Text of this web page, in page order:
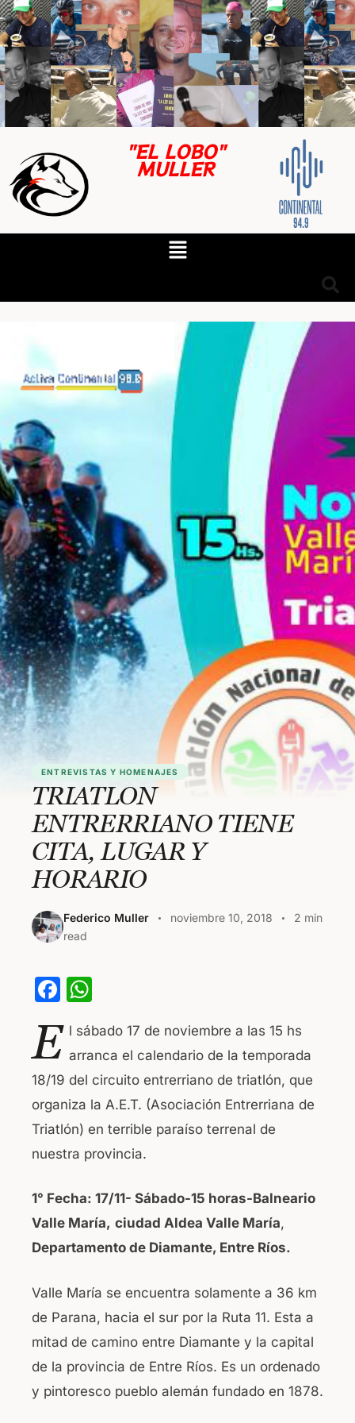
"EL LOBO"
MULLER
ENTREVISTAS Y HOMENAJES
TRIATLON
ENTRERRIANO TIENE
CITA, LUGAR Y
HORARIO
Federico Muller noviembre 10, 2018
2 min
read
F
c
e
b
o
o
k
at
s
A
p
p
E l sábado 17 de noviembre a las 15 hs
arranca el calendario de la temporada
18/19 del circuito entrerriano de triatlón, que
organiza la A.E.T. (Asociación Entrerriana de
Triatlón) en terrible paraíso terrenal de
nuestra provincia.
1° Fecha: 17/11- Sábado-15 horas-Balneario
Valle María, ciudad Aldea Valle María,
Departamento de Diamante, Entre Ríos.
Valle María se encuentra solamente a 36 km
de Parana, hacia el sur por la Ruta 11. Esta a
mitad de camino entre Diamante y la capital
de la provincia de Entre Ríos. Es un ordenado
y pintoresco pueblo alemán fundado en 1878.